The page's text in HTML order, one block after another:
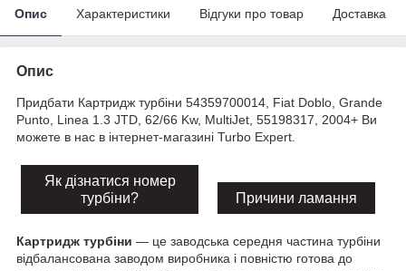
Опис Характеристики Відгуки про товар Доставка
Опис
Придбати Картридж турбіни 54359700014, Fiat Doblo, Grande
Punto, Linea 1.3 JTD, 62/66 Kw, MultiJet, 55198317, 2004+ Ви
можете в нас в інтернет-магазині Turbo Expert.
Як дізнатися номер
турбіни?
Причини ламання
Картридж турбіни — це заводська середня частина турбіни
відбалансована заводом виробника і повністю готова до